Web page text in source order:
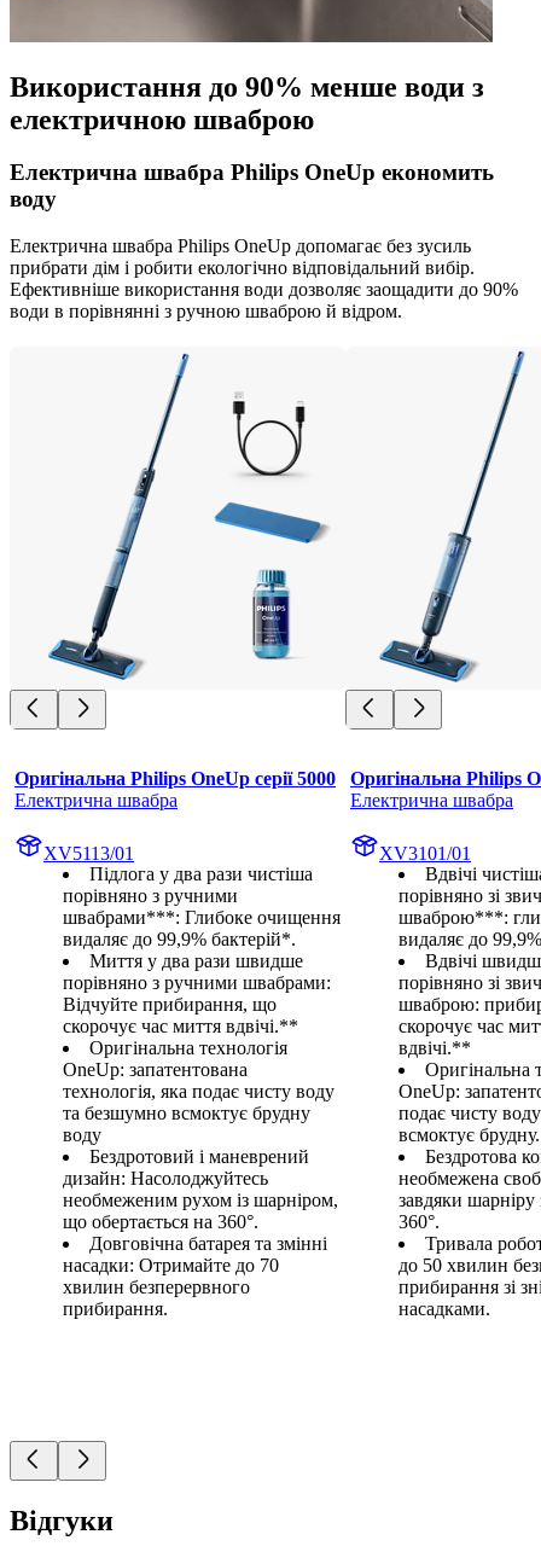
Використання до 90% менше води з
електричною шваброю
Електрична швабра Philips OneUp економить
воду
Електрична швабра Philips OneUp допомагає без зусиль
прибрати дім і робити екологічно відповідальний вибір.
Ефективніше використання води дозволяє заощадити до 90%
води в порівнянні з ручною шваброю й відром.
Оригінальна Philips OneUp серії 5000
Електрична швабра
XV5113/01
Підлога у два рази чистіша
порівняно з ручними
швабрами***: Глибоке очищення
видаляє до 99,9% бактерій*.
Миття у два рази швидше
порівняно з ручними швабрами:
Відчуйте прибирання, що
скорочує час миття вдвічі.**
Оригінальна технологія
OneUp: запатентована
технологія, яка подає чисту воду
та безшумно всмоктує брудну
воду
Бездротовий і маневрений
дизайн: Насолоджуйтесь
необмеженим рухом із шарніром,
що обертається на 360°.
Довговічна батарея та змінні
насадки: Отримайте до 70
хвилин безперервного
прибирання.
Оригінальна Philips
Електрична швабра
XV3101/01
Вдвічі
порівняно зі
шваброю***:
видаляє до
Вдвічі
порівняно зі
шваброю:
скорочує час
вдвічі.**
Оригінальна
OneUp:
подає чисту
всмоктує брудну.
Бездротова
необмежена
завдяки
360°.
Тривала
до 50 хвилин
прибирання зі
насадками.
Відгуки